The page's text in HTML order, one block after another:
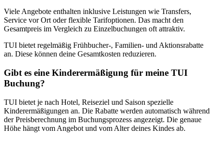
Viele Angebote enthalten inklusive Leistungen wie Transfers,
Service vor Ort oder flexible Tarifoptionen. Das macht den
Gesamtpreis im Vergleich zu Einzelbuchungen oft attraktiv.
TUI bietet regelmäßig Frühbucher-, Familien- und Aktionsrabatte
an. Diese können deine Gesamtkosten reduzieren.
Gibt es eine Kinderermäßigung für meine TUI
Buchung?
TUI bietet je nach Hotel, Reiseziel und Saison spezielle
Kinderermäßigungen an. Die Rabatte werden automatisch während
der Preisberechnung im Buchungsprozess angezeigt. Die genaue
Höhe hängt vom Angebot und vom Alter deines Kindes ab.